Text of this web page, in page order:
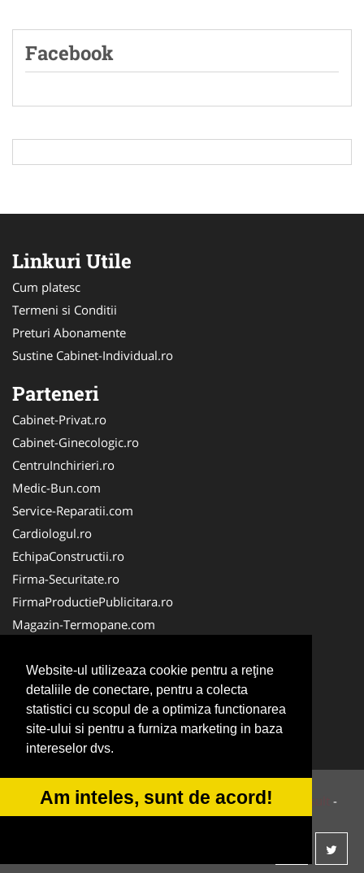
Website-ul utilizeaza cookie pentru a reţine
detaliile de conectare, pentru a colecta
statistici cu scopul de a optimiza functionarea
site-ului si pentru a furniza marketing in baza
intereselor dvs.
Am inteles, sunt de acord!
Facebook
Linkuri Utile
Cum platesc
Termeni si Conditii
Preturi Abonamente
Sustine Cabinet-Individual.ro
Parteneri
Cabinet-Privat.ro
Cabinet-Ginecologic.ro
CentruInchirieri.ro
Medic-Bun.com
Service-Reparatii.com
Cardiologul.ro
EchipaConstructii.ro
Firma-Securitate.ro
FirmaProductiePublicitara.ro
Magazin-Termopane.com
CramaVinuri.ro
FirmaTractariAuto.ro
InstalatiiSolare.com
Pescaresc.ro
© 2014-2026 Powered byVilonMedia&Tokaido Consult
-
ANPC SOL